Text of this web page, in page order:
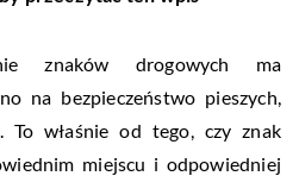
znaków drogowych ma
na bezpieczeństwo pieszych,
To właśnie od tego, czy znak
miejscu i odpowiedniej